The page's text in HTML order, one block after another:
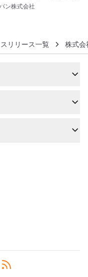
ン株式会社
リリース一覧 株式会